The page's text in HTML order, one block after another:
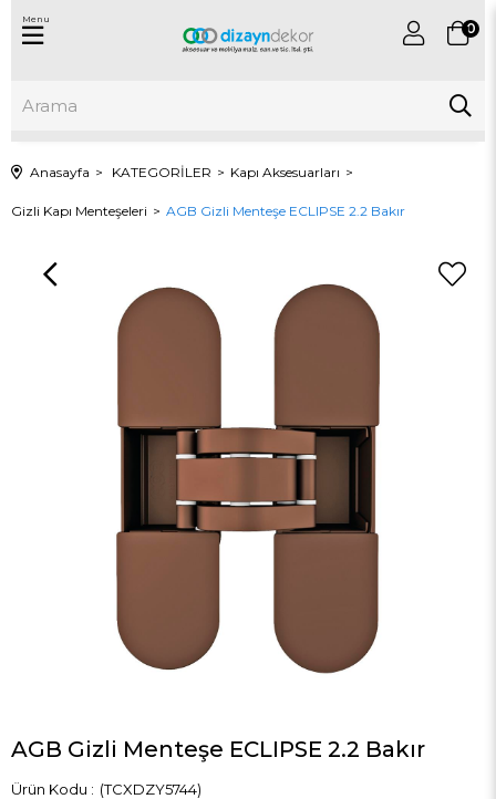
0
Menu
Anasayfa KATEGORİLER Kapı Aksesuarları
Gizli Kapı Menteşeleri AGB Gizli Menteşe ECLIPSE 2.2 Bakır
AGB Gizli Menteşe ECLIPSE 2.2 Bakır
(TCXDZY5744)